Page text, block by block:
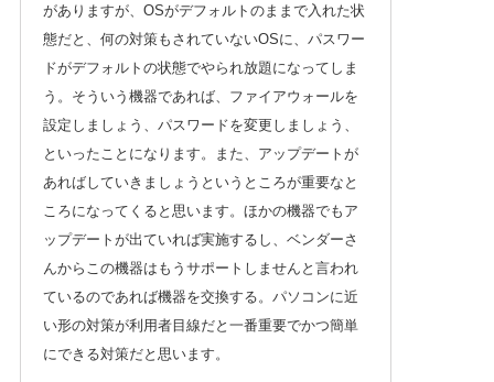
がありますが、OSがデフォルトのままで入れた状
態だと、何の対策もされていないOSに、パスワー
ドがデフォルトの状態でやられ放題になってしま
う。そういう機器であれば、ファイアウォールを
設定しましょう、パスワードを変更しましょう、
といったことになります。また、アップデートが
あればしていきましょうというところが重要なと
ころになってくると思います。ほかの機器でもア
ップデートが出ていれば実施するし、ベンダーさ
んからこの機器はもうサポートしませんと言われ
ているのであれば機器を交換する。パソコンに近
い形の対策が利用者目線だと一番重要でかつ簡単
にできる対策だと思います。